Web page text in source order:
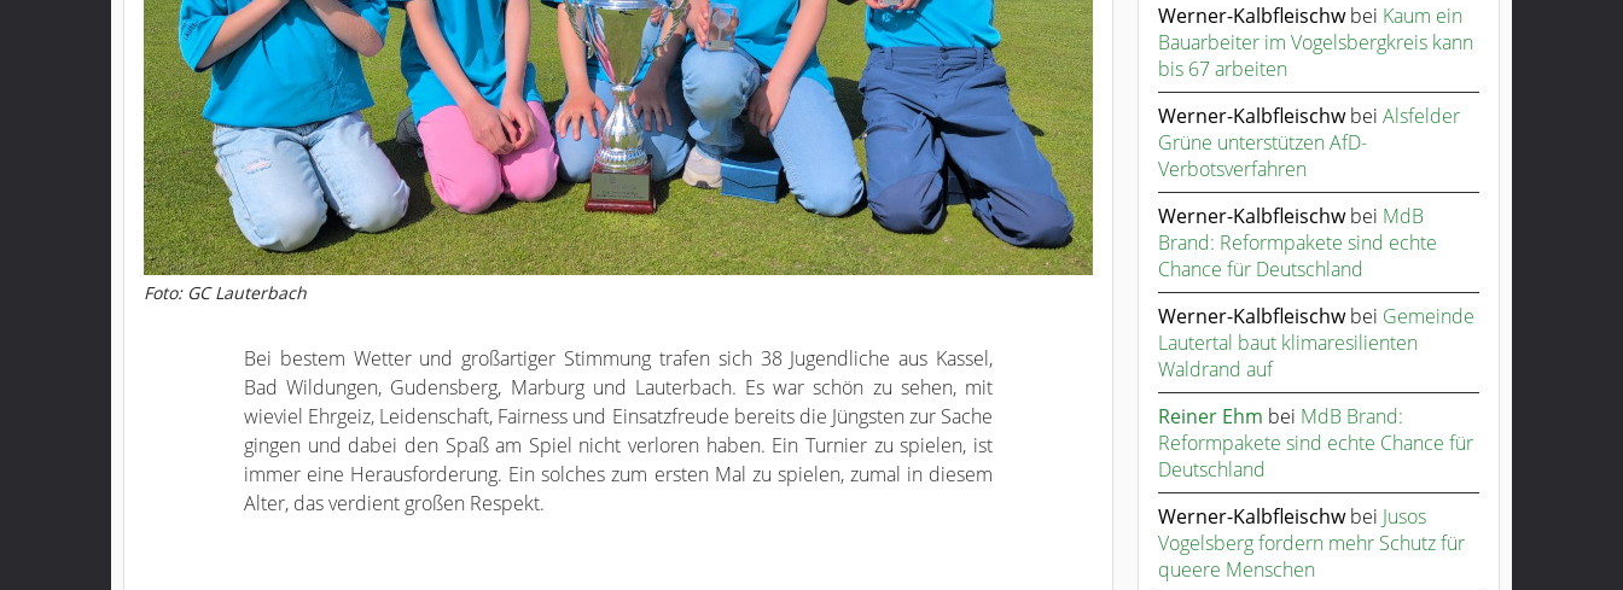
Foto: GC Lauterbach
Bei bestem Wetter und großartiger Stimmung trafen sich 38 Jugendliche aus Kassel,
Bad Wildungen, Gudensberg, Marburg und Lauterbach. Es war schön zu sehen, mit
wieviel Ehrgeiz, Leidenschaft, Fairness und Einsatzfreude bereits die Jüngsten zur Sache
gingen und dabei den Spaß am Spiel nicht verloren haben. Ein Turnier zu spielen, ist
immer eine Herausforderung. Ein solches zum ersten Mal zu spielen, zumal in diesem
Alter, das verdient großen Respekt.
Werner-Kalbfleischwbei Kaum ein
Bauarbeiter im Vogelsbergkreis kann
bis 67 arbeiten
Werner-Kalbfleischwbei Alsfelder
Grüne unterstützen AfD-
Verbotsverfahren
Werner-Kalbfleischwbei MdB
Brand: Reformpakete sind echte
Chance für Deutschland
Werner-Kalbfleischwbei Gemeinde
Lautertal baut klimaresilienten
Waldrand auf
Reiner Ehm bei MdB Brand:
Reformpakete sind echte Chance für
Deutschland
Werner-Kalbfleischwbei Jusos
Vogelsberg fordern mehr Schutz für
queere Menschen